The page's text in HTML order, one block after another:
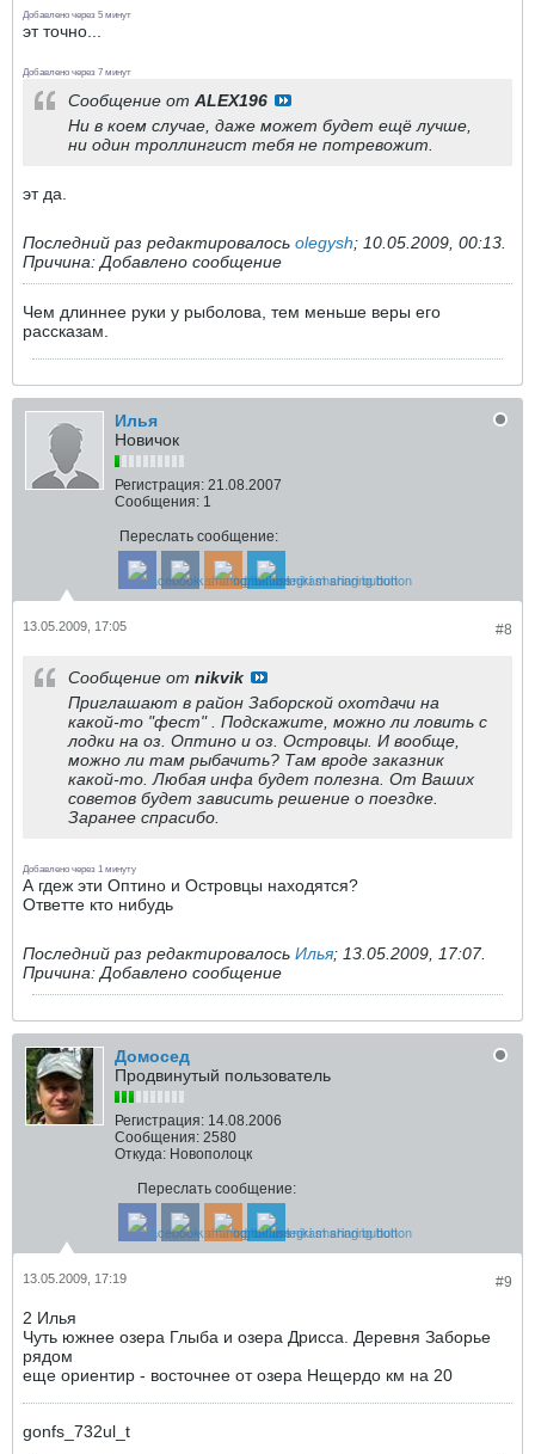
Добавлено через 5 минут
эт точно...
Добавлено через 7 минут
Сообщение от ALEX196
Ни в коем случае, даже может будет ещё лучше,
ни один троллингист тебя не потревожит.
эт да.
Последний раз редактировалось olegysh; 10.05.2009, 00:13
Причина: Добавлено сообщение
Чем длиннее руки у рыболова, тем меньше веры его
рассказам.
Илья
Новичок
Регистрация: 21.08.2007
Сообщения: 1
Переслать сообщение:
#8
13.05.2009, 17:05
Сообщение от nikvik
Приглашают в район Заборской охотдачи на
какой-то "фест" . Подскажите, можно ли ловить с
лодки на оз. Оптино и оз. Островцы. И вообще,
можно ли там рыбачить? Там вроде заказник
какой-то. Любая инфа будет полезна. От Ваших
советов будет зависить решение о поездке.
Заранее спрасибо.
Добавлено через 1 минуту
А гдеж эти Оптино и Островцы находятся?
Ответте кто нибудь
Последний раз редактировалось Илья; 13.05.2009, 17:07.
Причина: Добавлено сообщение
Домосед
Продвинутый пользователь
Регистрация: 14.08.2006
Сообщения: 2580
Откуда: Новополоцк
Переслать сообщение:
#9
13.05.2009, 17:19
2 Илья
Чуть южнее озера Глыба и озера Дрисса. Деревня Заборье
рядом
еще ориентир - восточнее от озера Нещердо км на 20
gonfs_732ul_t